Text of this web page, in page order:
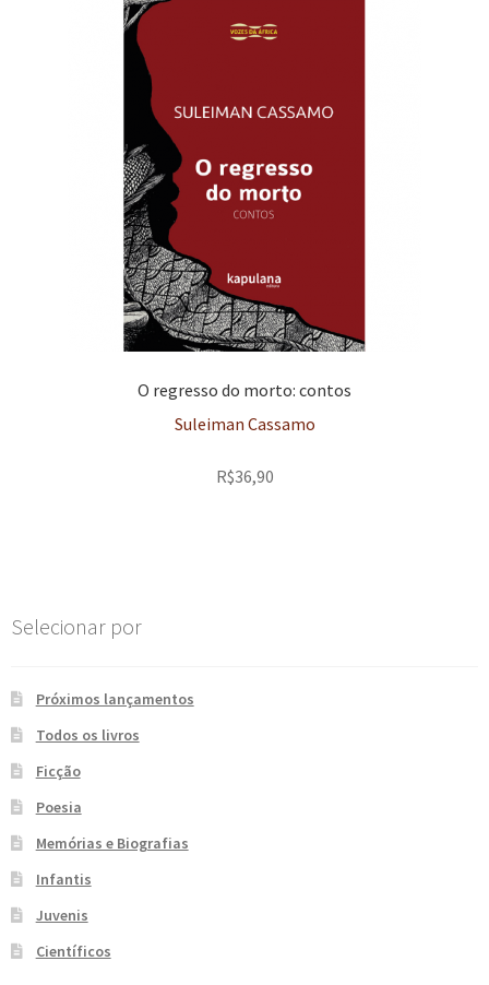
O regresso do morto: contos
Suleiman Cassamo
R$36,90
Selecionar por
Próximos lançamentos
Todos os livros
Ficção
Poesia
Memórias e Biografias
Infantis
Juvenis
Científicos